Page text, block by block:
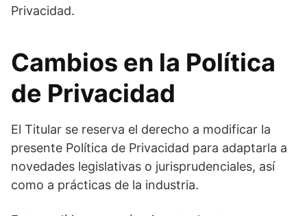
Privacidad.
Cambios en la Política
de Privacidad
El Titular se reserva el derecho a modificar la
presente Política de Privacidad para adaptarla a
novedades legislativas o jurisprudenciales, así
como a prácticas de la industria.